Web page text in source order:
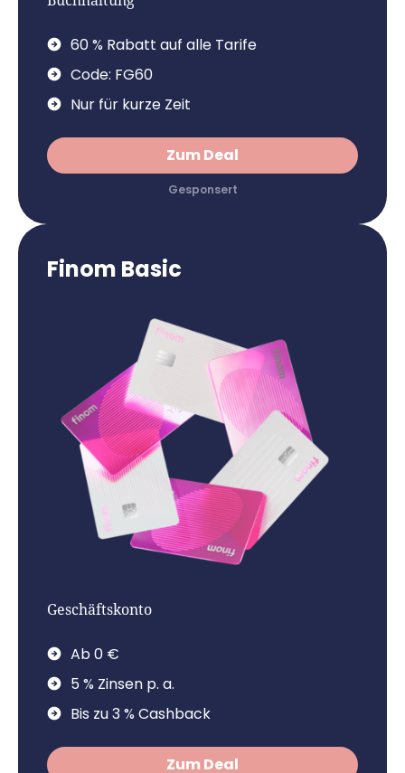
60 % Rabatt auf alle Tarife
Code: FG60
Nur für kurze Zeit
Zum Deal
Finom Basic
Geschäftskonto
Ab 0 €
5 % Zinsen p. a.
Bis zu 3 % Cashback
Zum Deal